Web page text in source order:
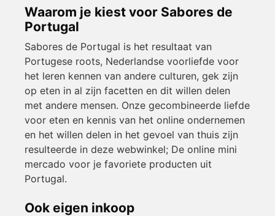
Waarom je kiest voor Sabores de
Portugal
Sabores de Portugal is het resultaat van
Portugese roots, Nederlandse voorliefde voor
het leren kennen van andere culturen, gek zijn
op eten in al zijn facetten en dit willen delen
met andere mensen. Onze gecombineerde liefde
voor eten en kennis van het online ondernemen
en het willen delen in het gevoel van thuis zijn
resulteerde in deze webwinkel; De online mini
mercado voor je favoriete producten uit
Portugal.
Ook eigen inkoop